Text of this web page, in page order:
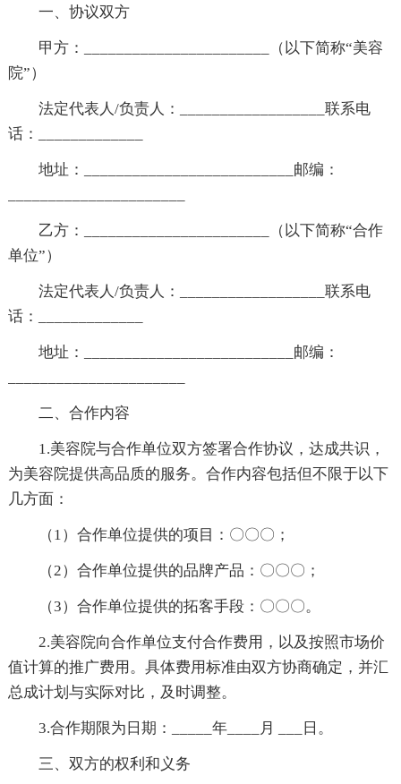
一、协议双方
甲方：_______________________（以下简称“美容
院”）
法定代表人/负责人：__________________联系电
话：_____________
地址：__________________________邮编：
乙方：_______________________（以下简称“合作
单位”）
法定代表人/负责人：__________________联系电
话：_____________
地址：__________________________邮编：
二、合作内容
1.美容院与合作单位双方签署合作协议，达成共识，
为美容院提供高品质的服务。合作内容包括但不限于以下
几方面：
（1）合作单位提供的项目：〇〇〇；
（2）合作单位提供的品牌产品：〇〇〇；
（3）合作单位提供的拓客手段：〇〇〇。
2.美容院向合作单位支付合作费用，以及按照市场价
值计算的推广费用。具体费用标准由双方协商确定，并汇
总成计划与实际对比，及时调整。
3.合作期限为日期：_____年____月 ___日。
三、双方的权利和义务